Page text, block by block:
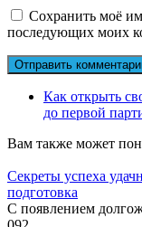
Сохранить моё
последующих моих
Как открыть
до первой
Вам также может
Секреты успеха
подготовка
С появлением